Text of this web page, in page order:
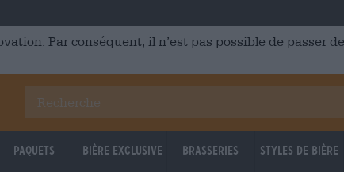
Par conséquent, il n’est pas possible de passer
Paquets Bière Exclusive Brasseries Styles de bière